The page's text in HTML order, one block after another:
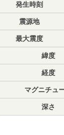
発生時刻
震源地
最大震度
緯度
経度
マグニチュ
深さ